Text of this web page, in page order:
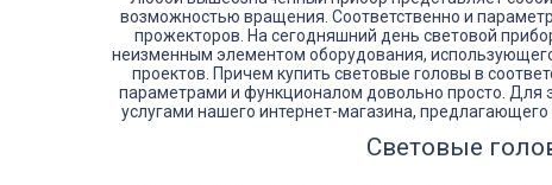
возможностью вращения. Соответственно и
прожекторов. На сегодняшний день световой
неизменным элементом оборудования,
проектов. Причем купить световые головы в
параметрами и функционалом довольно просто. Для
услугами нашего интернет-магазина,
Световые